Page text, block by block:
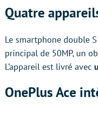
Quatre
Le smartphone double
principal de 50MP, un
L’appareil est livré avec
OnePlus Ace